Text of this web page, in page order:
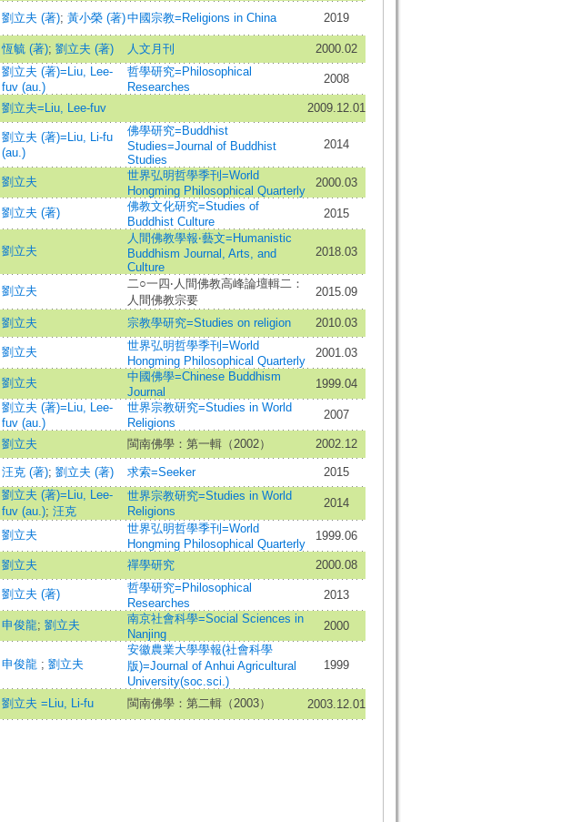
劉立夫 (著); 黃小榮 (著)中國宗教=Religions in China 2019
恆毓 (著); 劉立夫 (著) 人文月刊 2000.02
劉立夫 (著)=Liu, Lee-
fuv (au.)
哲學研究=Philosophical
Researches
2008
劉立夫=Liu, Lee-fuv 2009.12.01
劉立夫 (著)=Liu, Li-fu
(au.)
佛學研究=Buddhist
Studies=Journal of Buddhist
Studies
2014
劉立夫
世界弘明哲學季刊=World
Hongming Philosophical Quarterly
2000.03
劉立夫 (著)
佛教文化研究=Studies of
Buddhist Culture
2015
劉立夫
人間佛教學報‧藝文=Humanistic
Buddhism Journal, Arts, and
Culture
2018.03
劉立夫
二○一四‧人間佛教高峰論壇輯二：
人間佛教宗要
2015.09
劉立夫 宗教學研究=Studies on religion 2010.03
劉立夫
世界弘明哲學季刊=World
Hongming Philosophical Quarterly
2001.03
劉立夫
中國佛學=Chinese Buddhism
Journal
1999.04
劉立夫 (著)=Liu, Lee-
fuv (au.)
世界宗教研究=Studies in World
Religions
2007
劉立夫 閩南佛學：第一輯（2002） 2002.12
汪克 (著); 劉立夫 (著) 求索=Seeker 2015
劉立夫 (著)=Liu, Lee-
fuv (au.); 汪克
世界宗教研究=Studies in World
Religions
2014
劉立夫
世界弘明哲學季刊=World
Hongming Philosophical Quarterly
1999.06
劉立夫 禪學研究 2000.08
劉立夫 (著)
哲學研究=Philosophical
Researches
2013
申俊龍; 劉立夫
南京社會科學=Social Sciences in
Nanjing
2000
申俊龍 ; 劉立夫
安徽農業大學學報(社會科學
版)=Journal of Anhui Agricultural
University(soc.sci.)
1999
劉立夫 =Liu, Li-fu 閩南佛學：第二輯（2003） 2003.12.01